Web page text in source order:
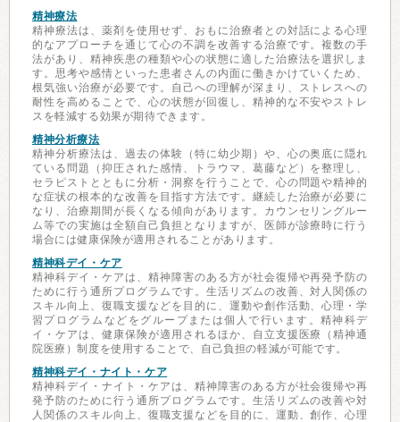
精神療法
精神療法は、薬剤を使用せず、おもに治療者との対話による心理
的なアプローチを通じて心の不調を改善する治療です。複数の手
法があり、精神疾患の種類や心の状態に適した治療法を選択しま
す。思考や感情といった患者さんの内面に働きかけていくため、
根気強い治療が必要です。自己への理解が深まり、ストレスへの
耐性を高めることで、心の状態が回復し、精神的な不安やストレ
スを軽減する効果が期待できます。
精神分析療法
精神分析療法は、過去の体験（特に幼少期）や、心の奥底に隠れ
ている問題（抑圧された感情、トラウマ、葛藤など）を整理し、
セラピストとともに分析・洞察を行うことで、心の問題や精神的
な症状の根本的な改善を目指す方法です。継続した治療が必要に
なり、治療期間が長くなる傾向があります。カウンセリングルー
ム等での実施は全額自己負担となりますが、医師が診療時に行う
場合には健康保険が適用されることがあります。
精神科デイ・ケア
精神科デイ・ケアは、精神障害のある方が社会復帰や再発予防の
ために行う通所プログラムです。生活リズムの改善、対人関係の
スキル向上、復職支援などを目的に、運動や創作活動、心理・学
習プログラムなどをグループまたは個人で行います。精神科デ
イ・ケアは、健康保険が適用されるほか、自立支援医療（精神通
院医療）制度を使用することで、自己負担の軽減が可能です。
精神科デイ・ナイト・ケア
精神科デイ・ナイト・ケアは、精神障害のある方が社会復帰や再
発予防のために行う通所プログラムです。生活リズムの改善や対
人関係のスキル向上、復職支援などを目的に、運動、創作、心理